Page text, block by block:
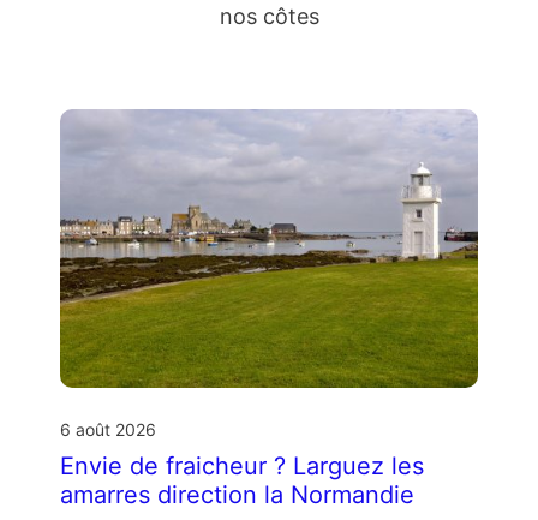
nos côtes
6 août 2026
Envie de fraicheur ? Larguez les
amarres direction la Normandie